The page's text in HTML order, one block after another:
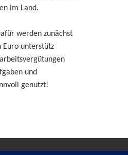
im Land.
werden zunächst
unterstütz
und
genutzt!